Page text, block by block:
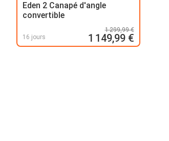
Eden 2 Canapé d'angle
convertible
16 jours
1 299,99 €
1 149,99 €